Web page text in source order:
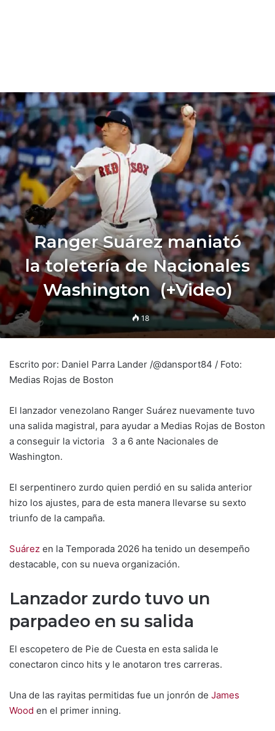
Ranger Suárez maniató
la toletería de Nacionales
Washington (+Video)
18
Escrito por: Daniel Parra Lander /@dansport84 / Foto:
Medias Rojas de Boston
El lanzador venezolano Ranger Suárez nuevamente tuvo
una salida magistral, para ayudar a Medias Rojas de Boston
a conseguir la victoria 3 a 6 ante Nacionales de
Washington.
El serpentinero zurdo quien perdió en su salida anterior
hizo los ajustes, para de esta manera llevarse su sexto
triunfo de la campaña.
Suárez en la Temporada 2026 ha tenido un desempeño
destacable, con su nueva organización.
Lanzador zurdo tuvo un
parpadeo en su salida
El escopetero de Pie de Cuesta en esta salida le
conectaron cinco hits y le anotaron tres carreras.
Una de las rayitas permitidas fue un jonrón de James
Wood en el primer inning.